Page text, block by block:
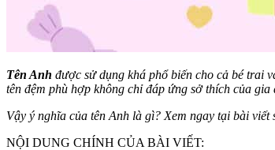
Tên Anh được sử dụng khá phổ biến cho cả bé trai
tên đệm phù hợp không chỉ đáp ứng sở thích của
Vậy ý nghĩa của tên Anh là gì? Xem ngay tại bài viết
NỘI DUNG CHÍNH CỦA BÀI VIẾT: